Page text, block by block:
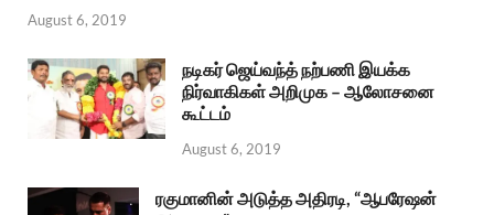
August 6, 2019
நடிகர் ஜெய்வந்த் நற்பணி இயக்க
நிர்வாகிகள் அறிமுக – ஆலோசனை
கூட்டம்
August 6, 2019
ரகுமானின் அடுத்த அதிரடி, “ஆபரேஷன்